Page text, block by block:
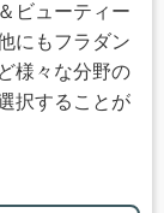
ビューティー
にもフラダン
様々な分野の
択することが